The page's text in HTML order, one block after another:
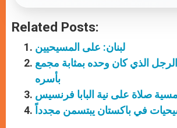
Related Posts:
لبنان: على المسيحيين
الرجل الذي كان وحده بمثابة مجمع
بأسره
صلاة على نية البابا فرنسيس
في باكستان يبتسمن مجدداً